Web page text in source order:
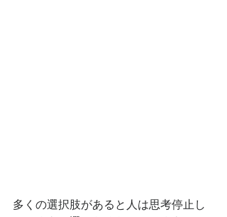
多くの選択肢があると人は思考停止し